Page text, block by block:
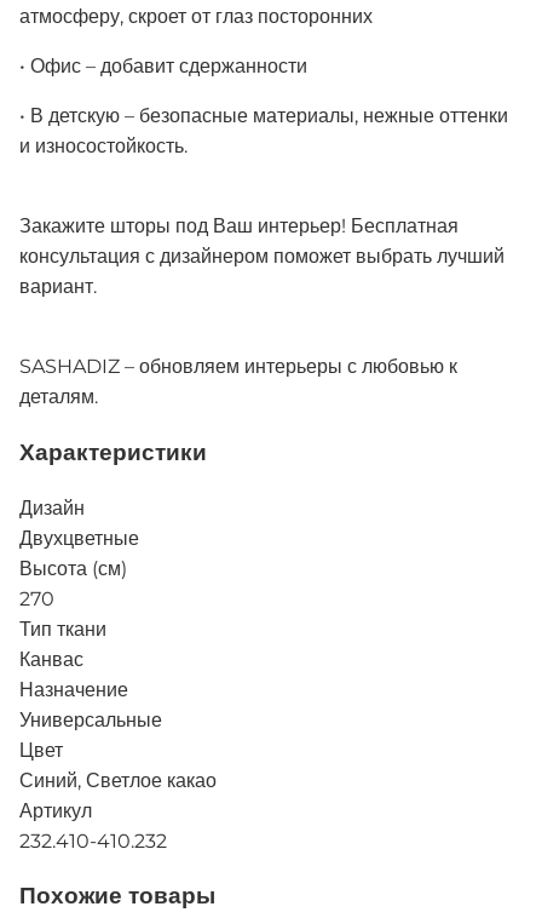
атмосферу, скроет от глаз посторонних
• Офис – добавит сдержанности
• В детскую – безопасные материалы, нежные оттенки
и износостойкость.
Закажите шторы под Ваш интерьер! Бесплатная
консультация с дизайнером поможет выбрать лучший
вариант.
SASHADIZ – обновляем интерьеры с любовью к
деталям.
Характеристики
Дизайн
Двухцветные
Высота (см)
270
Тип ткани
Канвас
Назначение
Универсальные
Цвет
Синий, Светлое какао
Артикул
232.410-410.232
Похожие товары